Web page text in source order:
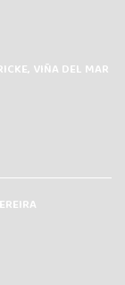
VIÑA DEL MAR